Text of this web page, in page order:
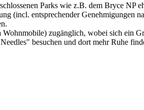
Parks wie z.B. dem Bryce
(incl. entsprechender Genehmigungen
zugänglich, wobei sich ein
besuchen und dort mehr Ruhe